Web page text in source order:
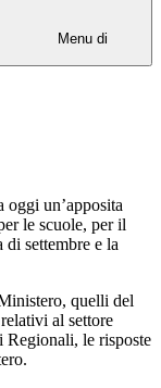
Menu di
oggi un’apposita
le scuole, per il
di settembre e la
quelli del
al settore
le risposte